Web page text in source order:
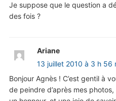
Je suppose que le question a
des fois ?
Ariane
13 juillet 2010 à 3 h 56
Bonjour Agnès ! C’est gentil à
de peindre d’après mes